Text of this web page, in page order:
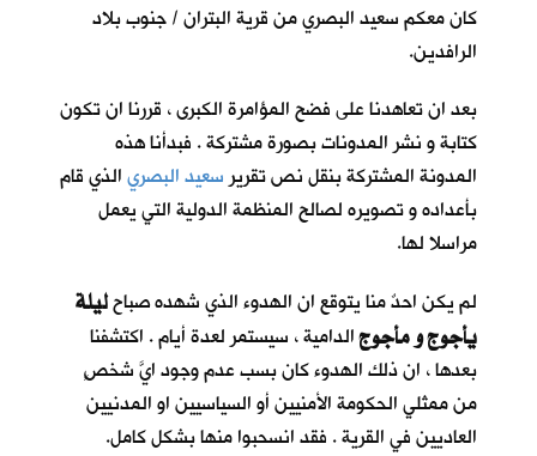
كان معكم سعيد البصري من قرية البتران / جنوب بلاد
الرافدين.
بعد ان تعاهدنا على فضح المؤامرة الكبرى ، قررنا ان تكون
كتابة و نشر المدونات بصورة مشتركة . فبدأنا هذه
المدونة المشتركة بنقل نص تقريرسعيد البصريالذي قام
بأعداده و تصويره لصالح المنظمة الدولية التي يعمل
مراسلا لها.
لم يكن احدٌ منا يتوقع ان الهدوء الذي شهده صباحليلة
يأجوج و مأجوجالدامية ، سيستمر لعدة أيام . اكتشفنا
بعدها ، ان ذلك الهدوء كان بسب عدم وجود ايَّ شخصٍ
من ممثلي الحكومة الأمنيين أو السياسيين او المدنيين
العاديين في القرية . فقد انسحبوا منها بشكل كامل.